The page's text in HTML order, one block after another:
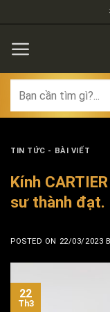
to
content
for:
TIN TỨC - BÀI VIẾT
Kính
sư thành đạt.
POSTED ON 22/03/2023
22
Th3